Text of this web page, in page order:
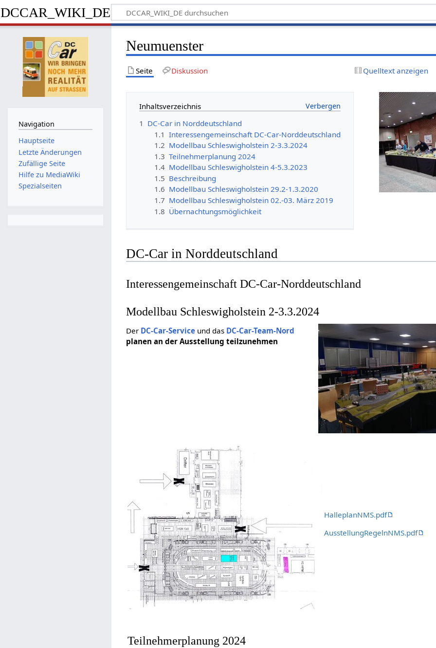
DCCAR_WIKI_DE
Neumuenster
Seite Diskussion Quelltext anzeigen
Inhaltsverzeichnis
1 DC-Car in Norddeutschland
1.1 Interessengemeinschaft DC-Car-Norddeutschland
1.2 Modellbau Schleswigholstein 2-3.3.2024
1.3 Teilnehmerplanung 2024
1.4 Modellbau Schleswigholstein 4-5.3.2023
1.5 Beschreibung
1.6 Modellbau Schleswigholstein 29.2-1.3.2020
1.7 Modellbau Schleswigholstein 02.-03. März 2019
1.8 Übernachtungsmöglichkeit
DC-Car in Norddeutschland
Interessengemeinschaft DC-Car-Norddeutschland
Modellbau Schleswigholstein 2-3.3.2024
Der DC-Car-Service und das DC-Car-Team-Nord
planen an der Ausstellung teilzunehmen
HalleplanNMS.pdf
AusstellungRegelnNMS.pdf
Teilnehmerplanung 2024
Navigation
Hauptseite
Letzte Änderungen
Zufällige Seite
Hilfe zu MediaWiki
Spezialseiten